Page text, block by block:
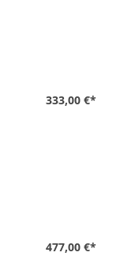
333,00 €*
477,00 €*